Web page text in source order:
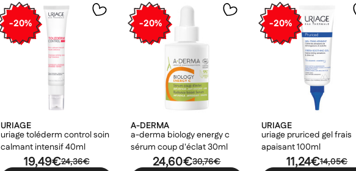
-20%
URIAGE
uriage toléderm control soin
calmant intensif 40ml
24,36€
19,49€
-20%
A-DERMA
a-derma biology energy c
sérum coup d'éclat 30ml
30,76€
24,60€
-20%
URIAGE
uriage pruriced gel frais
apaisant 100ml
14,05€
11,24€
Ajouter à ma liste d'envies
add_circle_outline Créer une nouvelle liste
((confirmMessage))
((cancelText)) ((modalDeleteText))
Nom de la liste d'envies
Annuler Créer une liste d'envies
Vous devez être connecté pour ajouter des produits à votre liste d'envies.
Annuler